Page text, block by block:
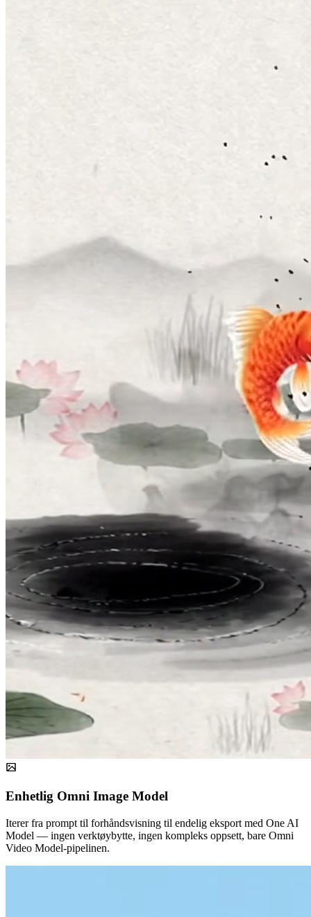
Enhetlig Omni Image Model
Iterer fra prompt til forhåndsvisning til endelig eksport med One AI
Model — ingen verktøybytte, ingen kompleks oppsett, bare Omni
Video Model-pipelinen.